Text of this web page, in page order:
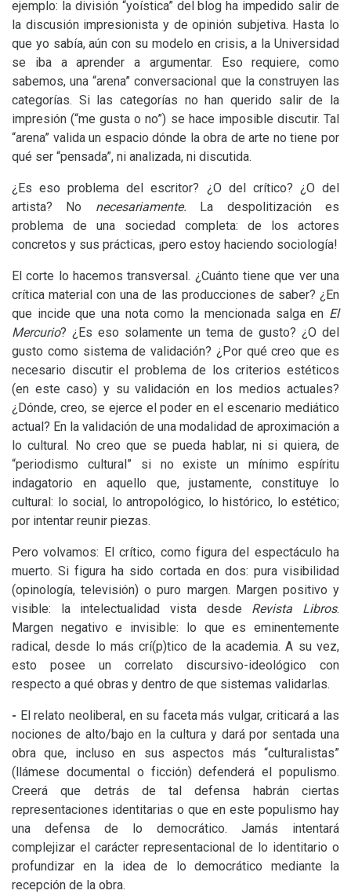
ejemplo: la división “yoística” del blog ha impedido salir de
la discusión impresionista y de opinión subjetiva. Hasta lo
que yo sabía, aún con su modelo en crisis, a la Universidad
se iba a aprender a argumentar. Eso requiere, como
sabemos, una “arena” conversacional que la construyen las
categorías. Si las categorías no han querido salir de la
impresión (“me gusta o no”) se hace imposible discutir. Tal
“arena” valida un espacio dónde la obra de arte no tiene por
qué ser “pensada”, ni analizada, ni discutida.
¿Es eso problema del escritor? ¿O del crítico? ¿O del
artista? No necesariamente. La despolitización es
problema de una sociedad completa: de los actores
concretos y sus prácticas, ¡pero estoy haciendo sociología!
El corte lo hacemos transversal. ¿Cuánto tiene que ver una
crítica material con una de las producciones de saber? ¿En
que incide que una nota como la mencionada salga en El
Mercurio? ¿Es eso solamente un tema de gusto? ¿O del
gusto como sistema de validación? ¿Por qué creo que es
necesario discutir el problema de los criterios estéticos
(en este caso) y su validación en los medios actuales?
¿Dónde, creo, se ejerce el poder en el escenario mediático
actual? En la validación de una modalidad de aproximación a
lo cultural. No creo que se pueda hablar, ni si quiera, de
“periodismo cultural” si no existe un mínimo espíritu
indagatorio en aquello que, justamente, constituye lo
cultural: lo social, lo antropológico, lo histórico, lo estético;
por intentar reunir piezas.
Pero volvamos: El crítico, como figura del espectáculo ha
muerto. Si figura ha sido cortada en dos: pura visibilidad
(opinología, televisión) o puro margen. Margen positivo y
visible: la intelectualidad vista desde Revista Libros.
Margen negativo e invisible: lo que es eminentemente
radical, desde lo más crí(p)tico de la academia. A su vez,
esto posee un correlato discursivo-ideológico con
respecto a qué obras y dentro de que sistemas validarlas.
- El relato neoliberal, en su faceta más vulgar, criticará a las
nociones de alto/bajo en la cultura y dará por sentada una
obra que, incluso en sus aspectos más “culturalistas”
(llámese documental o ficción) defenderá el populismo.
Creerá que detrás de tal defensa habrán ciertas
representaciones identitarias o que en este populismo hay
una defensa de lo democrático. Jamás intentará
complejizar el carácter representacional de lo identitario o
profundizar en la idea de lo democrático mediante la
recepción de la obra.